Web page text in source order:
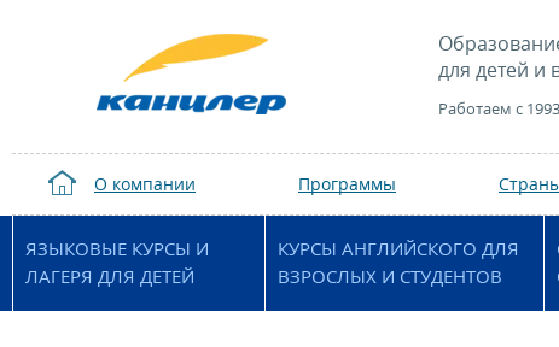
для детей и
Работаем с
О компании Программы
ЯЗЫКОВЫЕ КУРСЫ И
ЛАГЕРЯ ДЛЯ ДЕТЕЙ
КУРСЫ АНГЛИЙСКОГО ДЛЯ
ВЗРОСЛЫХ И СТУДЕНТОВ